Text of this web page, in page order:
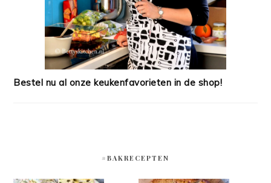
Bestel nu al onze keukenfavorieten in de shop!
#BAKRECEPTEN